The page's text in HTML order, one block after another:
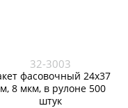
32-3003
фасовочный 24х37
8 мкм, в рулоне 500
штук